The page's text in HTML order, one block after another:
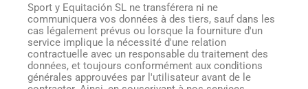
Sport y Equitación SL ne transférera ni ne
communiquera vos données à des tiers, sauf dans les
cas légalement prévus ou lorsque la fourniture d'un
service implique la nécessité d'une relation
contractuelle avec un responsable du traitement des
données, et toujours conformément aux conditions
générales approuvées par l'utilisateur avant de le